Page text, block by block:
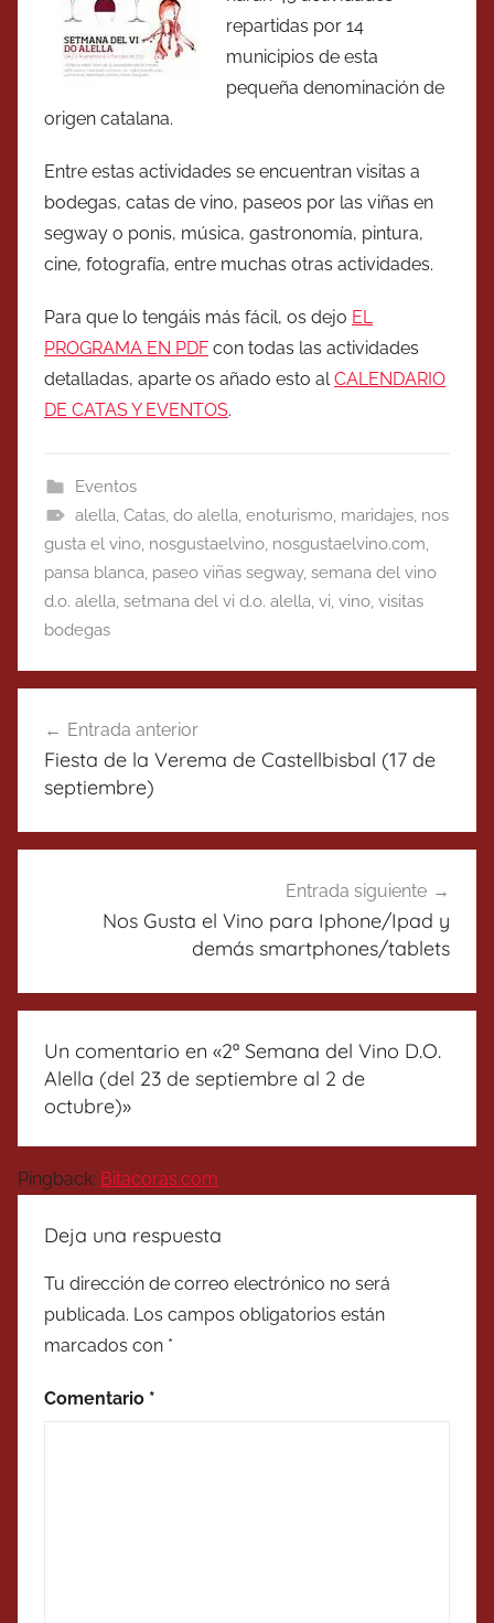
repartidas por 14
municipios de esta
pequeña denominación de
origen catalana.
Entre estas actividades se encuentran visitas a
bodegas, catas de vino, paseos por las viñas en
segway o ponis, música, gastronomía, pintura,
cine, fotografía, entre muchas otras actividades.
Para que lo tengáis más fácil, os dejo EL
PROGRAMA EN PDF con todas las actividades
detalladas, aparte os añado esto alCALENDARIO
DE CATAS Y EVENTOS.
Eventos
alella, Catas, do alella, enoturismo, maridajes, nos
gusta el vino, nosgustaelvino, nosgustaelvino.com,
pansa blanca, paseo viñas segway, semana del vino
d.o. alella, setmana del vi d.o. alella, vi, vino, visitas
bodegas
de
entradas
Entrada anterior
Fiesta de la Verema de Castellbisbal (17 de
septiembre)
Entrada siguiente
Nos Gusta el Vino para Iphone/Ipad y
demás smartphones/tablets
Un comentario en «2ª Semana del Vino D.O.
Alella (del 23 de septiembre al 2 de
octubre)»
Pingback: Bitacoras.com
Deja una respuesta
Tu dirección de correo electrónico no será
publicada. Los campos obligatorios están
marcados con *
Comentario *